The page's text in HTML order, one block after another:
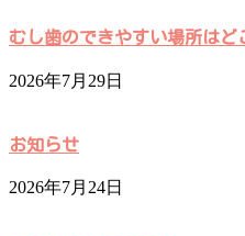
むし歯のできやすい場所は
2026年7月29日
お知らせ
2026年7月24日